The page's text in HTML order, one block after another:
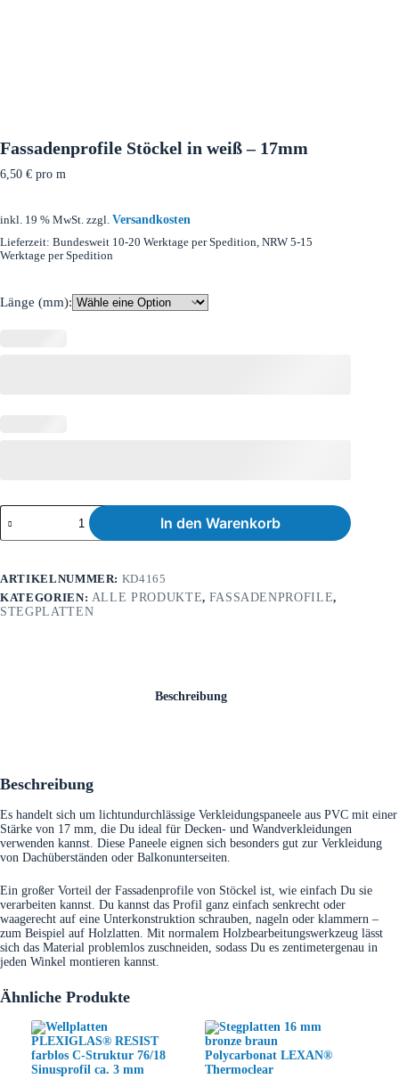
Fassadenprofile Stöckel in weiß – 17mm
6,50 € pro m
inkl. 19 % MwSt. zzgl. Versandkosten
Lieferzeit: Bundesweit 10-20 Werktage per Spedition, NRW 5-15
Werktage per Spedition
Länge (mm):
In den Warenkorb
ARTIKELNUMMER: KD4165
KATEGORIEN: ALLE PRODUKTE, FASSADENPROFILE,
STEGPLATTEN
Beschreibung
Beschreibung
Es handelt sich um lichtundurchlässige Verkleidungspaneele aus PVC mit einer
Stärke von 17 mm, die Du ideal für Decken- und Wandverkleidungen
verwenden kannst. Diese Paneele eignen sich besonders gut zur Verkleidung
von Dachüberständen oder Balkonunterseiten.
Ein großer Vorteil der Fassadenprofile von Stöckel ist, wie einfach Du sie
verarbeiten kannst. Du kannst das Profil ganz einfach senkrecht oder
waagerecht auf eine Unterkonstruktion schrauben, nageln oder klammern –
zum Beispiel auf Holzlatten. Mit normalem Holzbearbeitungswerkzeug lässt
sich das Material problemlos zuschneiden, sodass Du es zentimetergenau in
jeden Winkel montieren kannst.
Ähnliche Produkte